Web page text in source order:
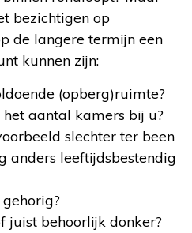
bezichtigen op
de langere termijn een
kunnen zijn:
(opberg)ruimte?
aantal kamers bij u?
slechter ter been
anders leeftijdsbestendig
juist behoorlijk donker?